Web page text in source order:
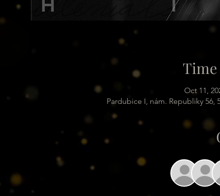
Oct 11,
Pardubice I, nám. Republiky 56,